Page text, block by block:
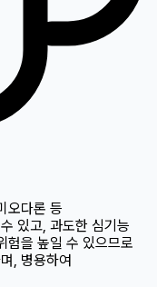
오다론 등
있고, 과도한 심기능
험을 높일 수 있으므로
, 병용하여